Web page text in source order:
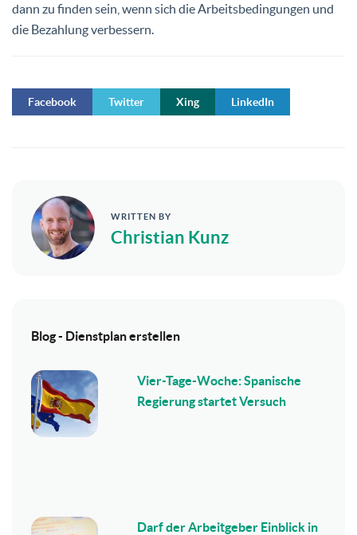
dann zu finden sein, wenn sich die Arbeitsbedingungen und
die Bezahlung verbessern.
Facebook Twitter Xing LinkedIn
WRITTEN BY
Christian Kunz
Blog - Dienstplan erstellen
Vier-Tage-Woche: Spanische
Regierung startet Versuch
Darf der Arbeitgeber Einblick in